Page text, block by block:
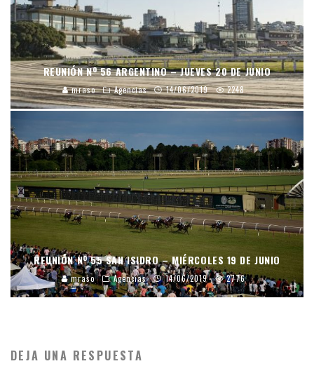
REUNIÓN Nº 56 ARGENTINO – JUEVES 20 DE JUNIO
mraso Agencias 14/06/2019 2248
REUNIÓN Nº 55 SAN ISIDRO – MIÉRCOLES 19 DE JUNIO
mraso Agencias 14/06/2019 2776
DEJA UNA RESPUESTA